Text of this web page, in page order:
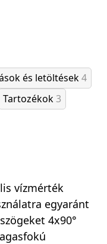
és letöltések4
Tartozékok3
vízmérték
egyaránt
4x90°